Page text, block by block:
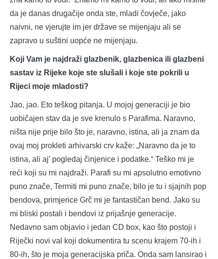
da je danas drugačije onda ste, mladi čovječe, jako
naivni, ne vjerujte im jer države se mijenjaju ali se
zapravo u suštini uopće ne mijenjaju.
Koji Vam je najdraži glazbenik, glazbenica ili glazbeni
sastav iz Rijeke koje ste slušali i koje ste pokrili u
Rijeci moje mladosti?
Jao, jao. Eto teškog pitanja. U mojoj generaciji je bio
uobičajen stav da je sve krenulo s Parafima. Naravno,
ništa nije prije bilo što je, naravno, istina, ali ja znam da
ovaj moj prokleti arhivarski crv kaže: „Naravno da je to
istina, ali aj’ pogledaj činjenice i podatke.“ Teško mi je
reći koji su mi najdraži. Parafi su mi apsolutno emotivno
puno znače, Termiti mi puno znače, bilo je tu i sjajnih pop
bendova, primjerice Grč mi je fantastičan bend. Jako su
mi bliski postali i bendovi iz prijašnje generacije.
Nedavno sam objavio i jedan CD box, kao što postoji i
Riječki novi val koji dokumentira tu scenu krajem 70-ih i
80-ih, što je moja generacijska priča. Onda sam lansirao i